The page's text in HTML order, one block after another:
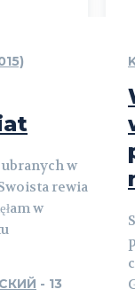
w
rewia
w
- 13